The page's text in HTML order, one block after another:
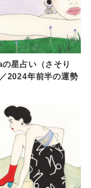
星占い（さそり
2024年前半の運勢